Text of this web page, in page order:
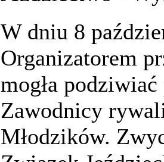
W dniu 8
Organizatorem
mogła
Zawodnicy
Młodzików.